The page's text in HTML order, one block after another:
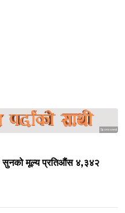
Sponsored
सुनको मूल्य प्रतिऔंस ४,३४२